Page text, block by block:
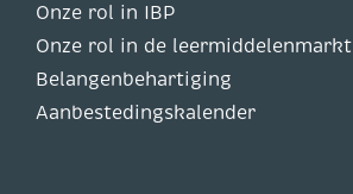
Onze rol in IBP
Onze rol in de leermiddelenmarkt
Belangenbehartiging
Aanbestedingskalender